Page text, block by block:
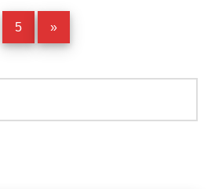
Page
5 »